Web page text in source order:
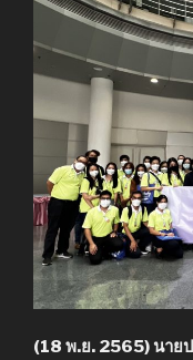
(18 พ.ย. 2565) นาย